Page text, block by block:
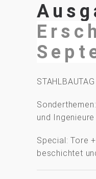
und Ingenieure
Special: Tore
beschichtet